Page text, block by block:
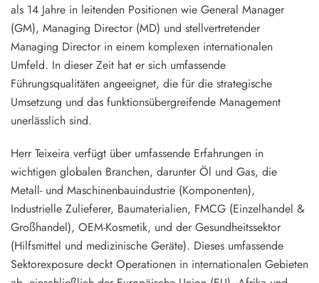
als 14 Jahre in leitenden Positionen wie General Manager
(GM), Managing Director (MD) und stellvertretender
Managing Director in einem komplexen internationalen
Umfeld. In dieser Zeit hat er sich umfassende
Führungsqualitäten angeeignet, die für die strategische
Umsetzung und das funktionsübergreifende Management
unerlässlich sind.
Herr Teixeira verfügt über umfassende Erfahrungen in
wichtigen globalen Branchen, darunter Öl und Gas, die
Metall- und Maschinenbauindustrie (Komponenten),
Industrielle Zulieferer, Baumaterialien, FMCG (Einzelhandel &
Großhandel), OEM-Kosmetik, und der Gesundheitssektor
(Hilfsmittel und medizinische Geräte). Dieses umfassende
Sektorexposure deckt Operationen in internationalen Gebieten